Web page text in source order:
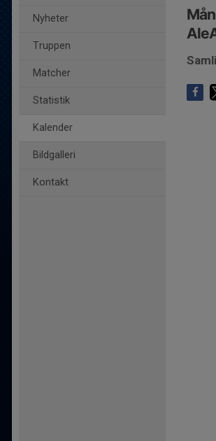
Nyheter
Truppen
Matcher
Statistik
Kalender
Bildgalleri
Kontakt